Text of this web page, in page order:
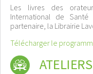
Les livres des
International de
partenaire, la Librairie
Télécharger le
ATELIERS